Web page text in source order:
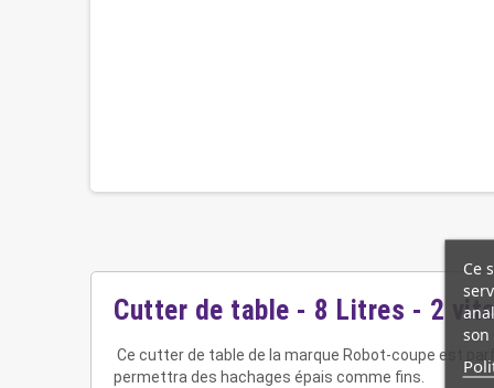
Cutter de table - 8 Litres - 2
Ce cutter de table de la marque Robot-coupe est
permettra des hachages épais comme fins.
Ce
son